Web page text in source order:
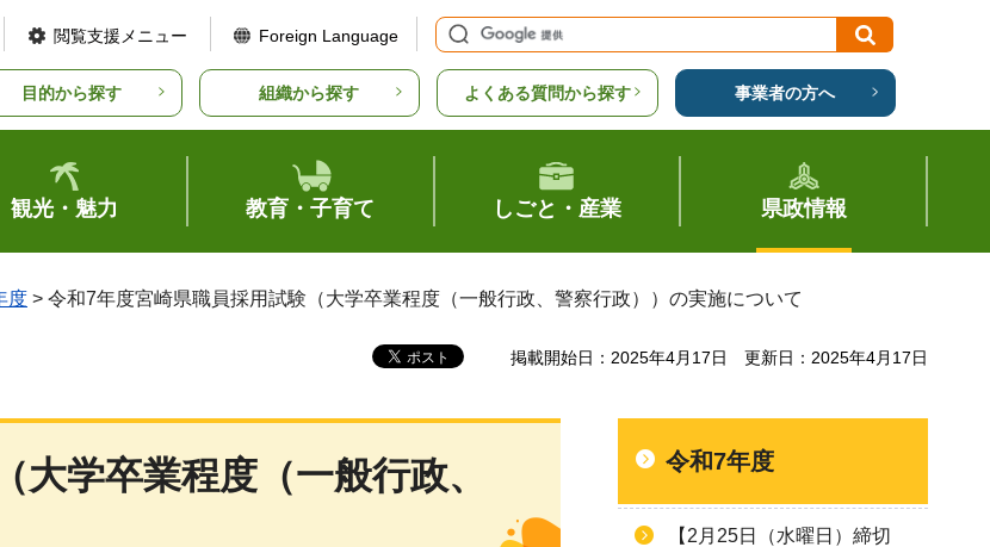
閲覧支援メニュー Foreign Language
目的から探す 組織から探す よくある質問から探す 事業者の方へ
観光・魅力 教育・子育て しごと・産業 県政情報
度 > 令和7年度宮崎県職員採用試験（大学卒業程度（一般行政、警察行政））の実施について
掲載開始日：2025年4月17日 更新日：2025年4月17日
学卒業程度（一般行政、
令和7年度
【2月25日（水曜日）締切